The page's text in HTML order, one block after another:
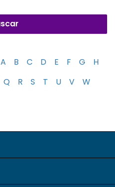
A B C D E F G
H
Q R S T U V
W